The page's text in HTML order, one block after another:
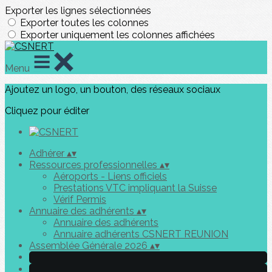
Exporter les lignes sélectionnées
Exporter toutes les colonnes
Exporter uniquement les colonnes affichées
Menu
Ajoutez un logo, un bouton, des réseaux sociaux
Cliquez pour éditer
Adhérer ▴▾
Ressources professionnelles ▴▾
Aéroports - Liens officiels
Prestations VTC impliquant la Suisse
Vérif Permis
Annuaire des adhérents ▴▾
Annuaire des adhérents
Annuaire adhérents CSNERT REUNION
Assemblée Générale 2026 ▴▾